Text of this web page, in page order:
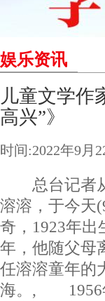
娱乐资讯
儿童文学作
高兴”》
时间:2022年9月
总台记者从
溶溶，于今
奇，1923年出
年，他随父母
任溶溶童年的
海。, 1956年